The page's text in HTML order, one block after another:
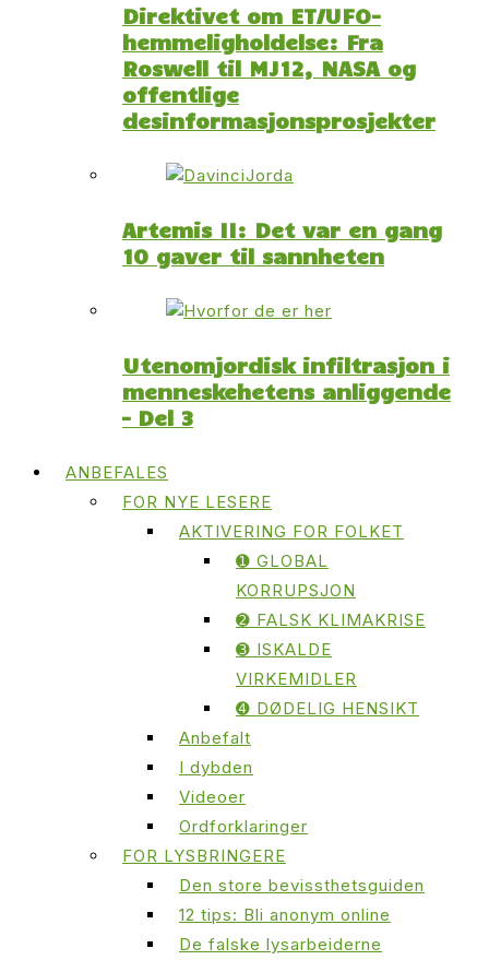
Direktivet om ET/UFO-
hemmeligholdelse: Fra
Roswell til MJ12, NASA og
offentlige
desinformasjonsprosjekter
Artemis II: Det var en gang
10 gaver til sannheten
Utenomjordisk infiltrasjon i
menneskehetens anliggende
– Del 3
ANBEFALES
FOR NYE LESERE
AKTIVERING FOR FOLKET
➊ GLOBAL
KORRUPSJON
➋ FALSK KLIMAKRISE
➌ ISKALDE
VIRKEMIDLER
➍ DØDELIG HENSIKT
Anbefalt
I dybden
Videoer
Ordforklaringer
FOR LYSBRINGERE
Den store bevissthetsguiden
12 tips: Bli anonym online
De falske lysarbeiderne